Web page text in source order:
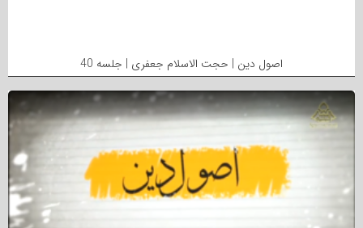
اصول دین | حجت الاسلام جعفری | جلسه 40